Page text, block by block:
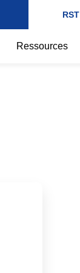
RST
Ressources